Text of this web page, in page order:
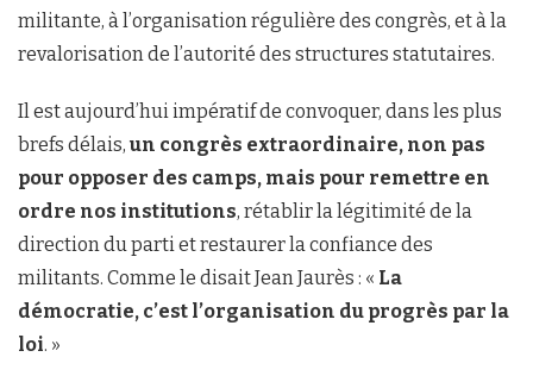
militante, à l’organisation régulière des congrès, et à la
revalorisation de l’autorité des structures statutaires.
Il est aujourd’hui impératif de convoquer, dans les plus
brefs délais, un congrès extraordinaire, non pas
pour opposer des camps, mais pour remettre en
ordre nos institutions, rétablir la légitimité de la
direction du parti et restaurer la confiance des
militants. Comme le disait Jean Jaurès : « La
démocratie, c’est l’organisation du progrès par la
loi. »